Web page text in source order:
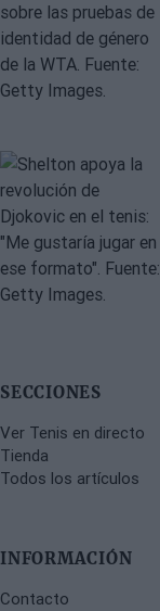
SECCIONES
Ver Tenis en directo
Tienda
Todos los artículos
INFORMACIÓN
Contacto